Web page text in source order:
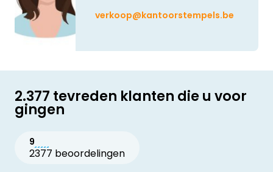
verkoop@kantoorstempels.be
2.377 tevreden klanten die u voor
gingen
9
2377 beoordelingen